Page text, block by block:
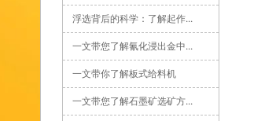
浮选背后的科学：了解起作...
一文带您了解氰化浸出金中...
一文带你了解板式给料机
一文带您了解石墨矿选矿方...